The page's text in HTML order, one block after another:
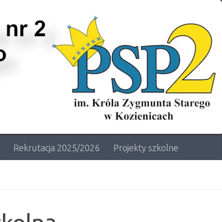
Rekrutacja 2025/2026 Projekty szkolne